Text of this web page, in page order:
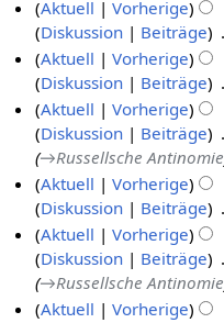
n
g
e
n
f
a
s
s
u
n
g
m
m
e
n
f
a
s
s
u
n
g
s
a
m
m
e
n
f
a
s
s
u
n
g
n
g
s
z
u
s
a
m
m
e
n
f
a
t
u
n
g
s
z
u
s
a
m
m
e
n
e
i
t
u
n
g
s
z
u
s
a
m
m
r
b
e
i
t
u
n
g
s
z
u
s
a
n
e
B
e
a
r
b
e
i
t
u
n
g
K
e
i
n
e
B
e
a
r
b
e
i
t
Aktuell Vorherige
Diskussion
Beiträge
K
e
i
n
e
B
e
a
r
b
e
Aktuell Vorherige
Diskussion
Beiträge
K
e
i
n
e
B
e
a
r
a
0
Aktuell Vorherige
Diskussion
Beiträge
→Russellsche Antinomie
Aktuell
Vorherige
Diskussion
Beiträge
K
e
i
n
Aktuell Vorherige
Diskussion
Beiträge
→Russellsche Antinomie
Aktuell
Vorherige